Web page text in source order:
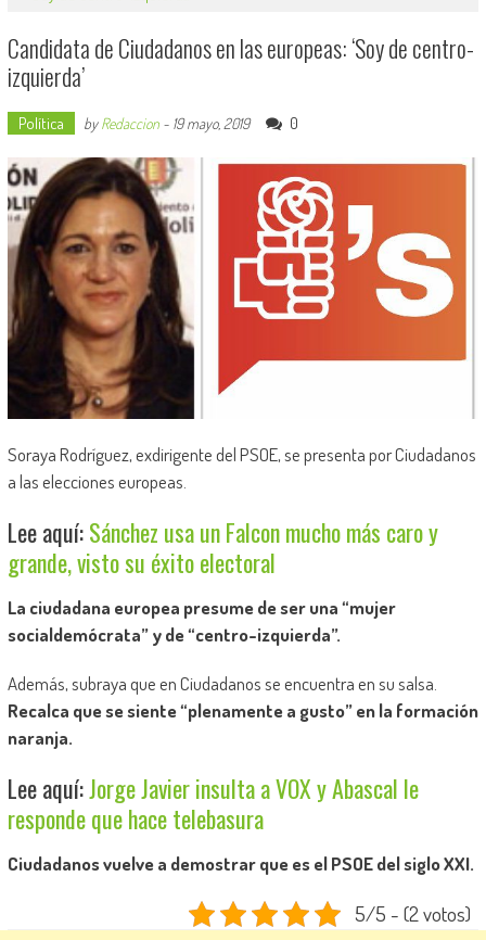
Candidata de Ciudadanos en las europeas: ‘Soy de centro-
izquierda’
Política byRedaccion- 19 mayo, 2019 0
Soraya Rodríguez, exdirigente del PSOE, se presenta por Ciudadanos
a las elecciones europeas.
Lee aquí:Sánchez usa un Falcon mucho más caro y
grande, visto su éxito electoral
La ciudadana europea presume de ser una “mujer
socialdemócrata” y de “centro-izquierda”.
Además, subraya que en Ciudadanos se encuentra en su salsa.
Recalca que se siente “plenamente a gusto” en la formación
naranja.
Lee aquí:Jorge Javier insulta a VOX y Abascal le
responde que hace telebasura
Ciudadanos vuelve a demostrar que es el PSOE del siglo XXI.
5/5 - (2 votos)